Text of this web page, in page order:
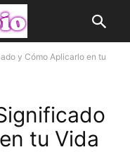
y Cómo Aplicarlo en tu
tu Vida